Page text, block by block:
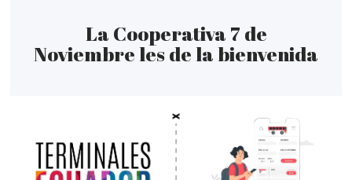
La Cooperativa 7 de
Noviembre les de la bienvenida